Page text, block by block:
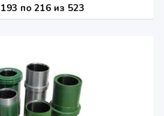
по 216 из 523